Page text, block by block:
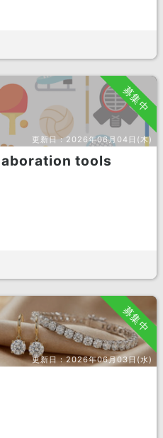
募集中
更新日：2026年06月04日(木)
tools
募集中
更新日：2026年06月03日(水)